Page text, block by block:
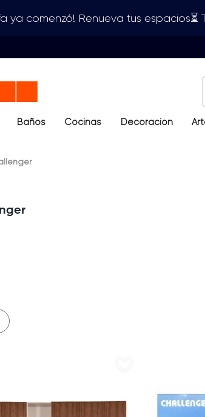
ya comenzó! Renueva tus espacios⏳
Baños Cocinas Decoración
Términos más buscados